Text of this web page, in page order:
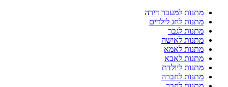
מתנות למעבר דירה
מתנות לחג לילדים
מתנות לגבר
מתנות לאישה
מתנות לאמא
מתנות לאבא
מתנות ליולדת
מתנות לחברה